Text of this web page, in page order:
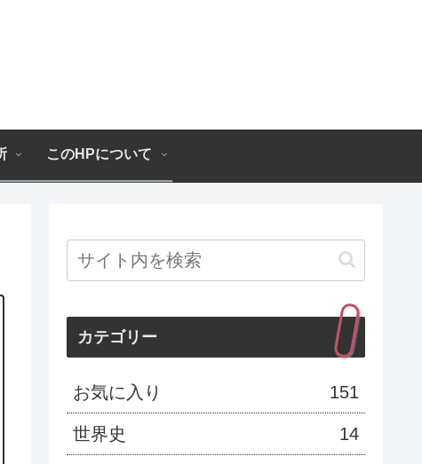
このHPについて
カテゴリー
お気に入り 151
世界史 14